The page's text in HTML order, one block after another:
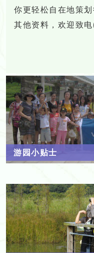
你更轻松自在地策
其他资料，欢迎致
游园小贴士